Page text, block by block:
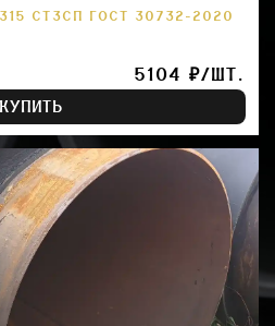
СТ3СП ГОСТ 30732-2020
5104 ₽/ШТ.
КУПИТЬ